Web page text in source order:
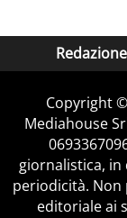
Redazione
Copyright
Mediahouse
giornalistica, in
periodicità.
editoriale ai